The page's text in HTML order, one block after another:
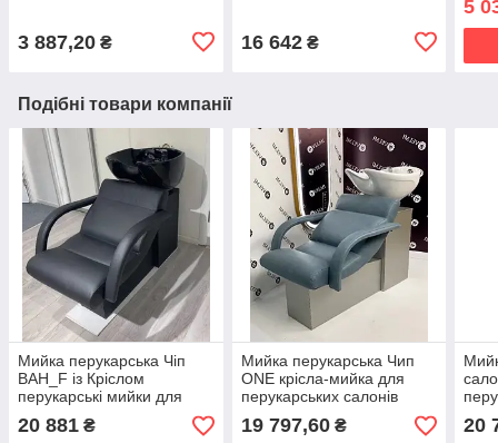
3 887,20 ₴ 16 642₴
5
Подібні товари компанії
Мийка перукарська Чіп
ВАН_F із Кріслом
перукарські мийки для
салону краси крісло мийка
ЧОРНОЮ керамікою
20 881 ₴
Мийка перукарська Чип
ONE крісла-мийка для
перукарських салонів
краси
19 797,60₴ 20